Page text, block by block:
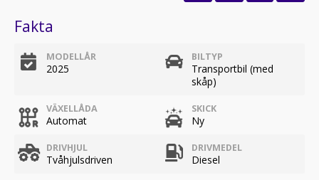
Fakta
MODELLÅR
2025
BILTYP
Transportbil (med
skåp)
VÄXELLÅDA
Automat
SKICK
Ny
DRIVHJUL
Tvåhjulsdriven
DRIVMEDEL
Diesel